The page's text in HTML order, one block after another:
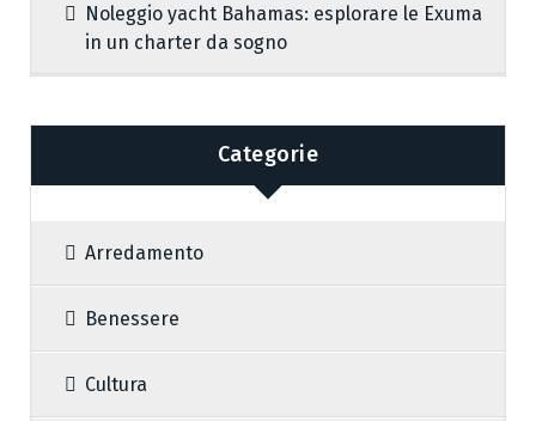
Noleggio yacht Bahamas: esplorare le Exuma
in un charter da sogno
Categorie
Arredamento
Benessere
Cultura